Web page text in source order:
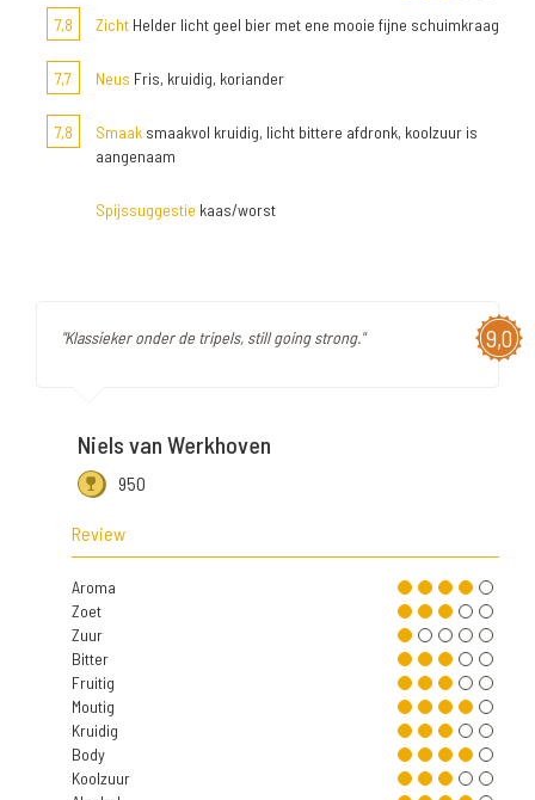
7,8
Zicht Helder licht geel bier met ene mooie fijne schuimkraag
7,7 Neus Fris, kruidig, koriander
7,8 Smaak smaakvol kruidig, licht bittere afdronk, koolzuur is
aangenaam
Spijssuggestie kaas/worst
9,0
"Klassieker onder de tripels, still going strong."
Niels van Werkhoven
950
Review
Aroma
Zoet
Zuur
Bitter
Fruitig
Moutig
Kruidig
Body
Koolzuur